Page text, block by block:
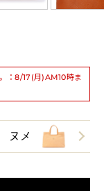
：8/17(月)AM10時ま
ヌメ